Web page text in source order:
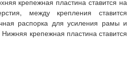
крепежная пластина ставится на
между крепления ставится
распорка для усиления рамы и
крепежная пластина ставится